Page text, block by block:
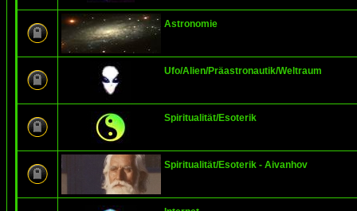
Astronomie
Ufo/Alien/Präastronautik/Weltraum
Spiritualität/Esoterik
Spiritualität/Esoterik - Aivanhov